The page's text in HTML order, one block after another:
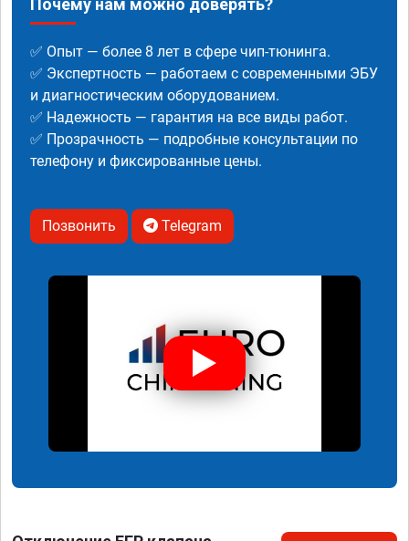
Почему нам можно доверять?
✅ Опыт — более 8 лет в сфере чип-тюнинга.
✅ Экспертность — работаем с современными ЭБУ
и диагностическим оборудованием.
✅ Надежность — гарантия на все виды работ.
✅ Прозрачность — подробные консультации по
телефону и фиксированные цены.
Позвонить Telegram